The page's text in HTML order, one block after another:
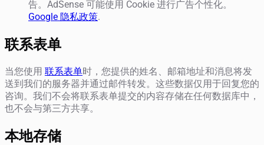
告。AdSense 可能使用 Cookie 进行广告个性化。
Google 隐私政策.
联系表单
当您使用 联系表单时，您提供的姓名、邮箱地址和消息将发
送到我们的服务器并通过邮件转发。这些数据仅用于回复您的
咨询。我们不会将联系表单提交的内容存储在任何数据库中，
也不会与第三方共享。
本地存储